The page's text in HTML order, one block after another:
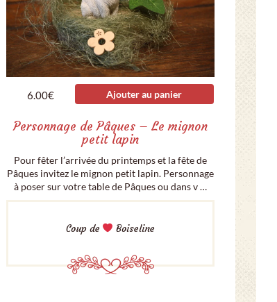
6.00€ Ajouter au panier
Personnage de Pâques – Le mignon
petit lapin
Pour fêter l’arrivée du printemps et la fête de
Pâques invitez le mignon petit lapin. Personnage
à poser sur votre table de Pâques ou dans v …
Coup de Boiseline